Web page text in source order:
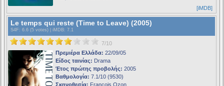
[iMDB]
Le temps qui reste (Time to Leave) (2005)
S4F : 6.6 (5 votes) | iMDB: 7.1
7/10
Πρεμιέρα Ελλάδα: 22/09/05
Είδος ταινίας: Drama
Έτος πρώτης προβολής: 2005
Βαθμολογία: 7.1/10 (9530)
Σκηνοθεσία: François Ozon